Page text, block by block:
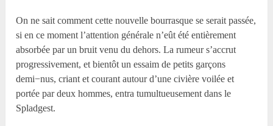
On ne sait comment cette nouvelle bourrasque se serait passée,
si en ce moment l’attention générale n’eût été entièrement
absorbée par un bruit venu du dehors. La rumeur s’accrut
progressivement, et bientôt un essaim de petits garçons
demi−nus, criant et courant autour d’une civière voilée et
portée par deux hommes, entra tumultueusement dans le
Spladgest.